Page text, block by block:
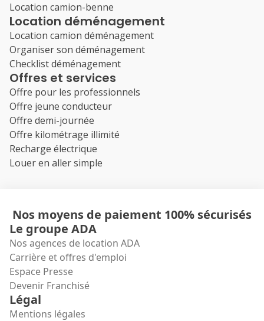
Location camion-benne
Location déménagement
Location camion déménagement
Organiser son déménagement
Checklist déménagement
Offres et services
Offre pour les professionnels
Offre jeune conducteur
Offre demi-journée
Offre kilométrage illimité
Recharge électrique
Louer en aller simple
Nos moyens de paiement 100% sécurisés
Le groupe ADA
Nos agences de location ADA
Carrière et offres d'emploi
Espace Presse
Devenir Franchisé
Légal
Mentions légales